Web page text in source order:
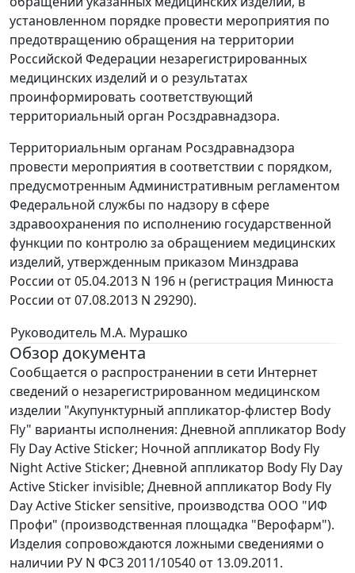
установленном порядке провести мероприятия по
предотвращению обращения на территории
Российской Федерации незарегистрированных
медицинских изделий и о результатах
проинформировать соответствующий
территориальный орган Росздравнадзора.
Территориальным органам Росздравнадзора
провести мероприятия в соответствии с порядком,
предусмотренным Административным регламентом
Федеральной службы по надзору в сфере
здравоохранения по исполнению государственной
функции по контролю за обращением медицинских
изделий, утвержденным приказом Минздрава
России от 05.04.2013 N 196 н (регистрация Минюста
России от 07.08.2013 N 29290).
Руководитель М.А. Мурашко
Обзор документа
Сообщается о распространении в сети Интернет
сведений о незарегистрированном медицинском
изделии "Акупунктурный аппликатор-флистер Body
Fly" варианты исполнения: Дневной аппликатор Body
Fly Day Active Sticker; Ночной аппликатор Body Fly
Night Active Sticker; Дневной аппликатор Body Fly Day
Active Sticker invisible; Дневной аппликатор Body Fly
Day Active Sticker sensitive, производства OOO "ИФ
Профи" (производственная площадка "Верофарм").
Изделия сопровождаются ложными сведениями о
наличии РУ N ФСЗ 2011/10540 от 13.09.2011.